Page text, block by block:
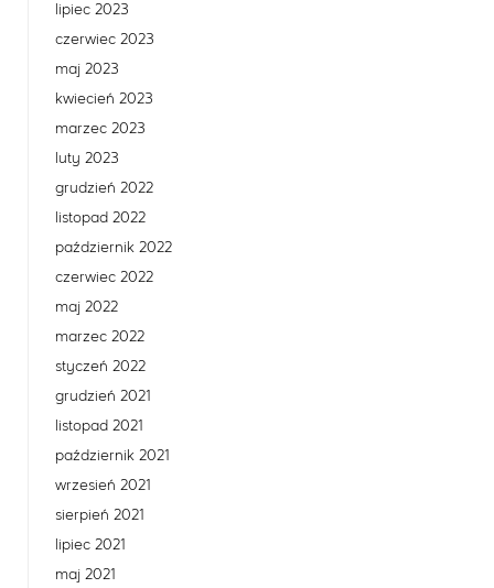
lipiec 2023
czerwiec 2023
maj 2023
kwiecień 2023
marzec 2023
luty 2023
grudzień 2022
listopad 2022
październik 2022
czerwiec 2022
maj 2022
marzec 2022
styczeń 2022
grudzień 2021
listopad 2021
październik 2021
wrzesień 2021
sierpień 2021
lipiec 2021
maj 2021